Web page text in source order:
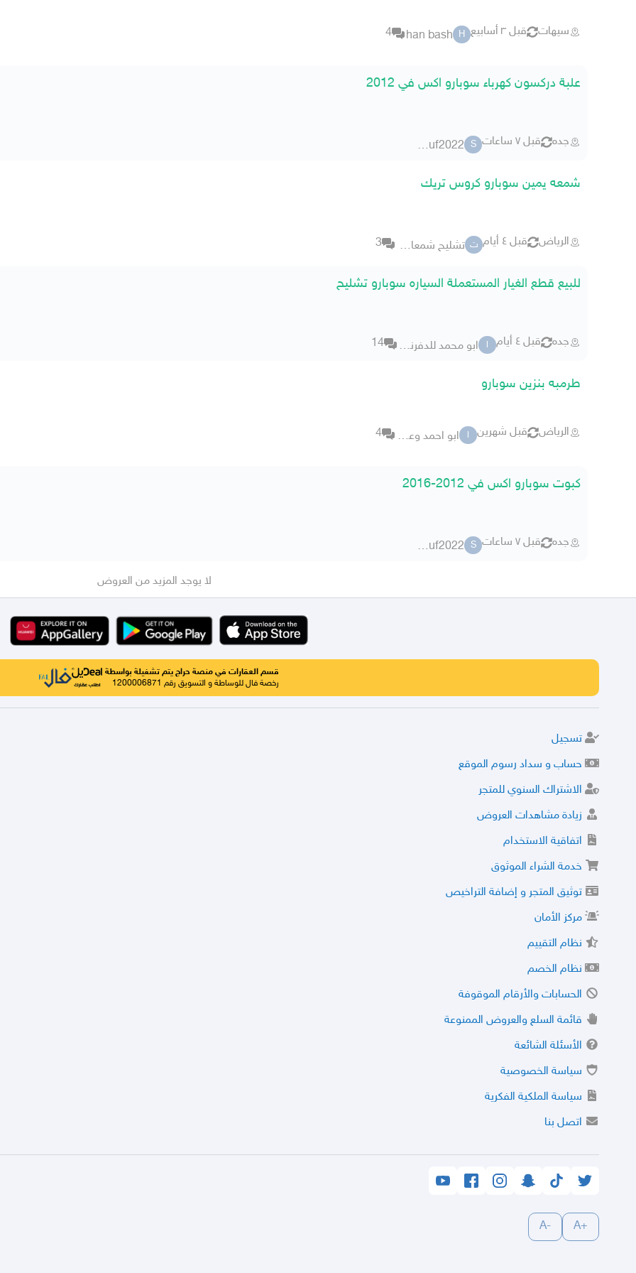
سيهات قبل ٣ أسابيع H
han bash
4
علبة دركسون كهرباء سوبارو اكس في 2012
جده قبل ٧ ساعات S
sfsuf2022
شمعه يمين سوبارو كروس تريك
الرياض قبل ٤ أيام ت تشليح شمعات وكاله 3
للبيع قطع الغيار المستعملة السياره سوبارو تشليح
جده قبل ٤ أيام ا ابو محمد للدفرنسات والمكاين 14
طرمبه بنزين سوبارو
الرياض قبل شهرين ا ابو احمد وعقيل 4
كبوت سوبارو اكس في 2012-2016
جده قبل ٧ ساعات S
sfsuf2022
لا يوجد المزيد من العروض
قسم العقارات في منصة حراج يتم تشغيلة بواسطة
رخصة فال للوساطة و التسويق رقم 1200006871
تسجيل
حساب و سداد رسوم الموقع
الاشتراك السنوي للمتجر
زيادة مشاهدات العروض
اتفاقية الاستخدام
خدمة الشراء الموثوق
توثيق المتجر و إضافة التراخيص
مركز الأمان
نظام التقييم
نظام الخصم
الحسابات والأرقام الموقوفة
قائمة السلع والعروض الممنوعة
الأسئلة الشائعة
سياسة الخصوصية
سياسة الملكية الفكرية
اتصل بنا
+A
-A